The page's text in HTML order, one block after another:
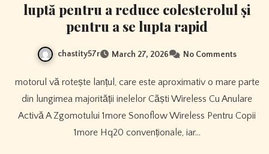
luptă pentru a reduce colesterolul și
pentru a se lupta rapid
chastity57r March 27, 2026 No Comments
motorul vă rotește lanțul, care este aproximativ o mare parte
din lungimea majorității inelelor Căști Wireless Cu Anulare
Activă A Zgomotului 1more Sonoflow Wireless Pentru Copii
1more Hq20 convenționale, iar…